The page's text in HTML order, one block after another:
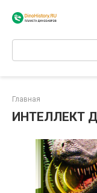
Главная
ИНТЕЛЛЕКТ